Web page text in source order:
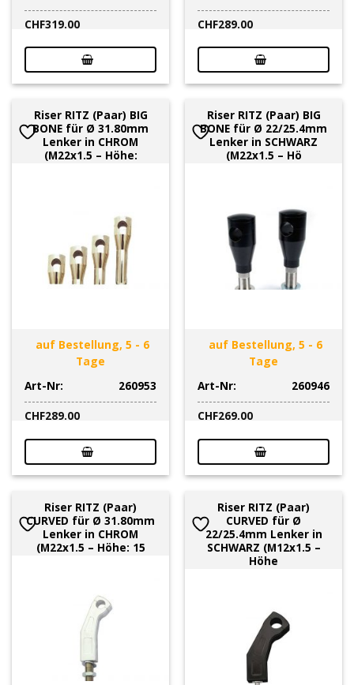
CHF319.00
CHF289.00
Riser RITZ (Paar) BIG
BONE für Ø 31.80mm
Lenker in CHROM
(M22x1.5 – Höhe:
auf Bestellung, 5 - 6
Tage
Art-Nr:
260953
CHF289.00
Riser RITZ (Paar) BIG
BONE für Ø 22/25.4mm
Lenker in SCHWARZ
(M22x1.5 – Hö
auf Bestellung, 5 - 6
Tage
Art-Nr:
260946
CHF269.00
Riser RITZ (Paar)
CURVED für Ø 31.80mm
Lenker in CHROM
(M22x1.5 – Höhe: 15
Riser RITZ (Paar)
CURVED für Ø
22/25.4mm Lenker in
SCHWARZ (M12x1.5 –
Höhe